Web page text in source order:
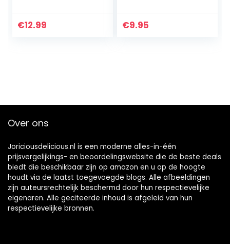
chocolade hartjes
€12.99 €9.95
Over ons
Joriciousdelicious.nl is een moderne alles-in-één
prijsvergelijkings- en beoordelingswebsite die de beste deals
biedt die beschikbaar zijn op amazon en u op de hoogte
houdt via de laatst toegevoegde blogs. Alle afbeeldingen
zijn auteursrechtelijk beschermd door hun respectievelijke
eigenaren. Alle geciteerde inhoud is afgeleid van hun
respectievelijke bronnen.